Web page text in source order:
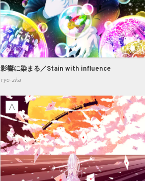
影響に染まる／Stain with influence
ryo-zka